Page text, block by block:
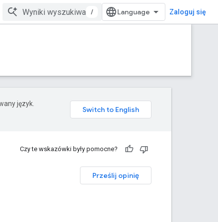
/ Zaloguj się
język.
Czy te wskazówki były pomocne?
Prześlij opinię